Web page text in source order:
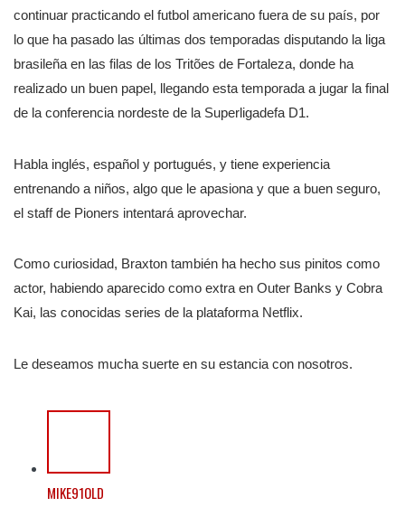
continuar practicando el futbol americano fuera de su país, por
lo que ha pasado las últimas dos temporadas disputando la liga
brasileña en las filas de los Tritões de Fortaleza, donde ha
realizado un buen papel, llegando esta temporada a jugar la final
de la conferencia nordeste de la Superligadefa D1.
Habla inglés, español y portugués, y tiene experiencia
entrenando a niños, algo que le apasiona y que a buen seguro,
el staff de Pioners intentará aprovechar.
Como curiosidad, Braxton también ha hecho sus pinitos como
actor, habiendo aparecido como extra en Outer Banks y Cobra
Kai, las conocidas series de la plataforma Netflix.
Le deseamos mucha suerte en su estancia con nosotros.
MIKE91OLD